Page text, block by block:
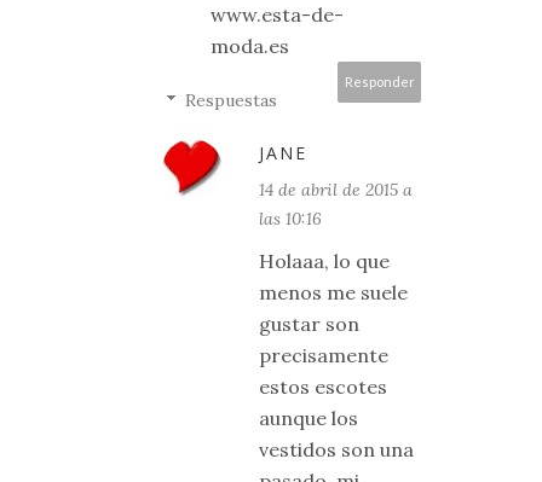
www.esta-de-
moda.es
Responder
Respuestas
JANE
14 de abril de 2015 a
las 10:16
Holaaa, lo que
menos me suele
gustar son
precisamente
estos escotes
aunque los
vestidos son una